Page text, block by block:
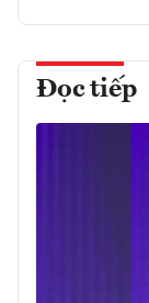
Đọc tiếp